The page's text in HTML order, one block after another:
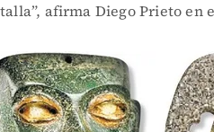
afirma Diego Prieto en